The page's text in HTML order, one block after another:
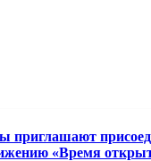
«Время